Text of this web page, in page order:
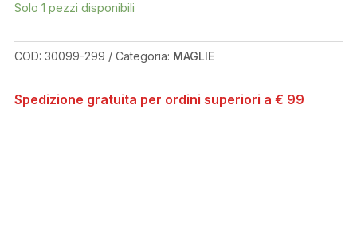
SWAT
MAROON
Solo 1 pezzi disponibili
COD: 30099-299 Categoria: MAGLIE
Spedizione gratuita per ordini superiori a € 99